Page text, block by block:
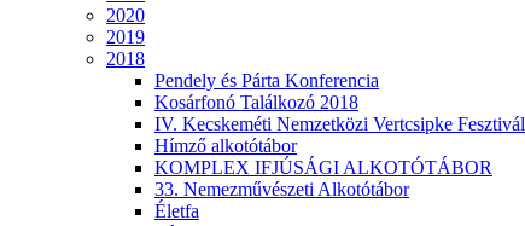
2020
2019
2018
Pendely és Párta Konferencia
Kosárfonó Találkozó 2018
IV. Kecskeméti Nemzetközi Vertcsipke Fesztivál
Hímző alkotótábor
KOMPLEX IFJÚSÁGI ALKOTÓTÁBOR
33. Nemezművészeti Alkotótábor
Életfa